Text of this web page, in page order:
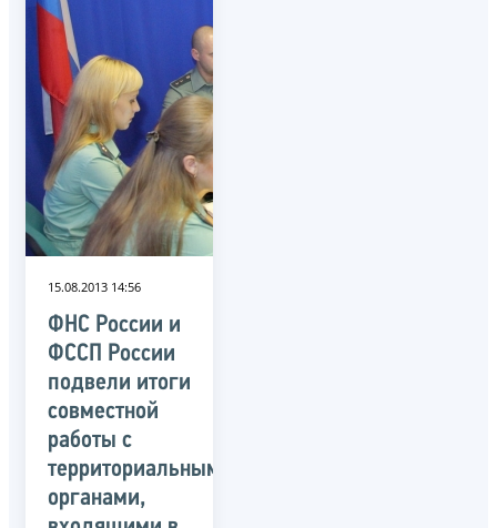
15.08.2013 14:56
ФНС России и
ФССП России
подвели итоги
совместной
работы с
территориальными
органами,